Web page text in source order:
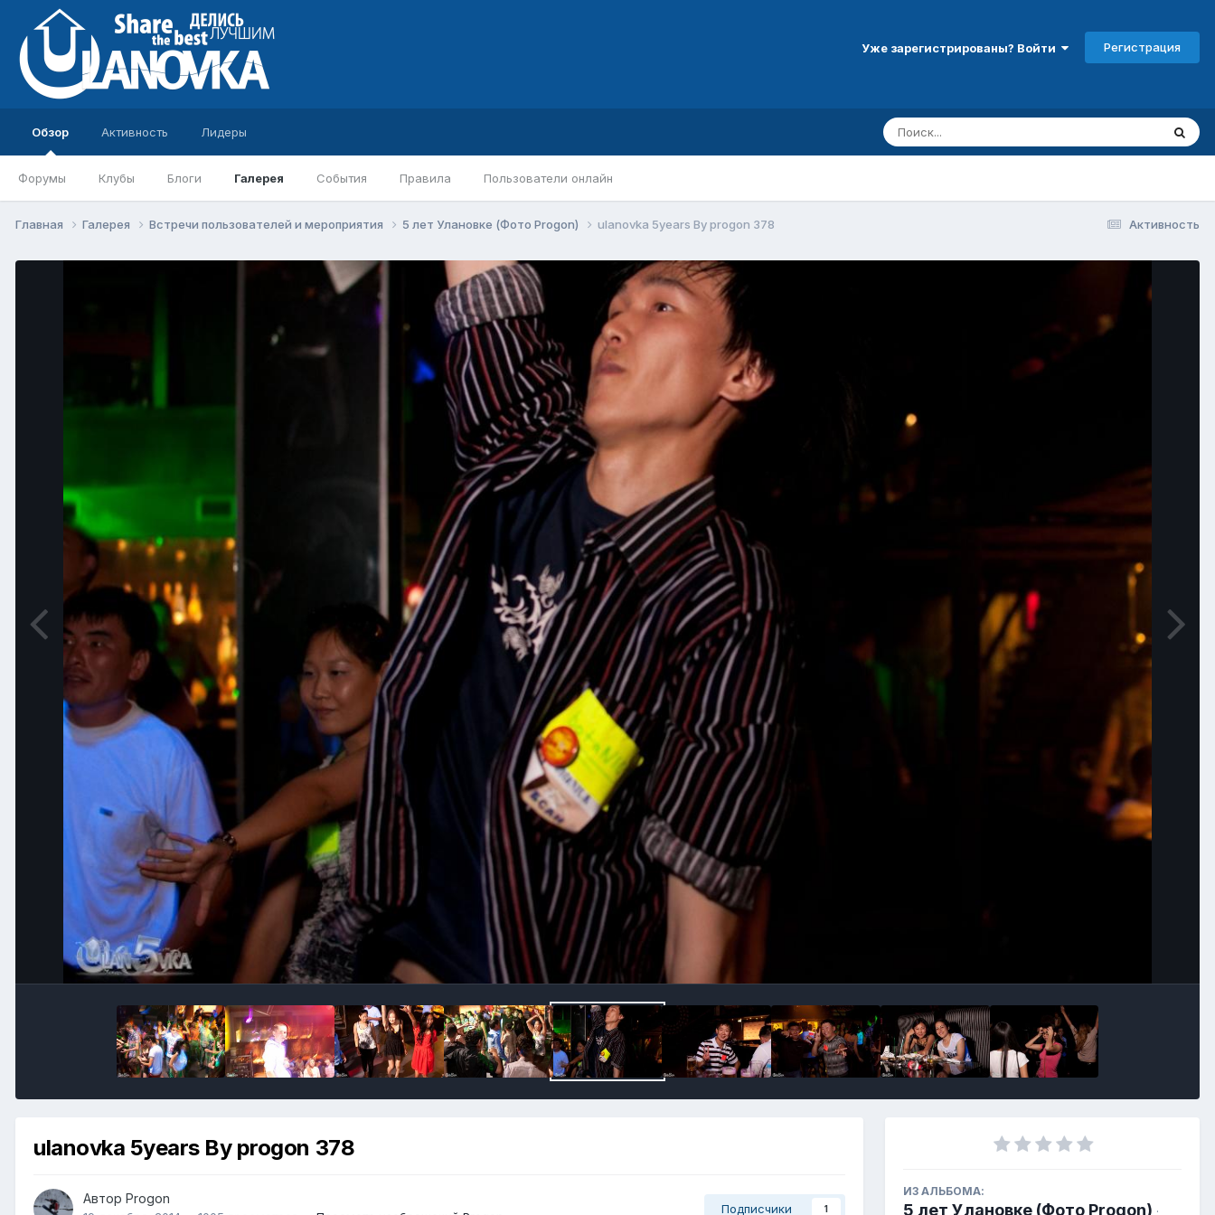
Уже зарегистрированы? Войти Регистрация
Обзор
Форумы Клубы Блоги Галерея События Правила Пользователи онлайн
Активность Лидеры
Активность
Главная Галерея Встречи пользователей и мероприятия 5 лет Улановке (Фото Progon) ulanovka 5years By progon 378
ulanovka 5years By progon 378
Автор Progon
Подписчики 1
ИЗ АЛЬБОМА:
5 лет Улановке (Фото Progon) ·